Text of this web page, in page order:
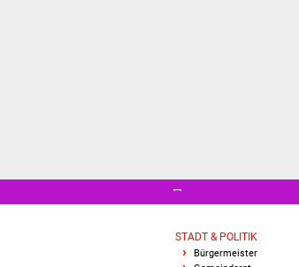
STADT & POLITIK
Bürgermeister